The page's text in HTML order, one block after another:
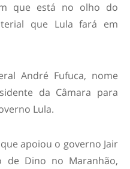
que está no olho do
que Lula fará em
André Fufuca, nome
da Câmara para
Lula.
apoiou o governo Jair
de Dino no Maranhão,